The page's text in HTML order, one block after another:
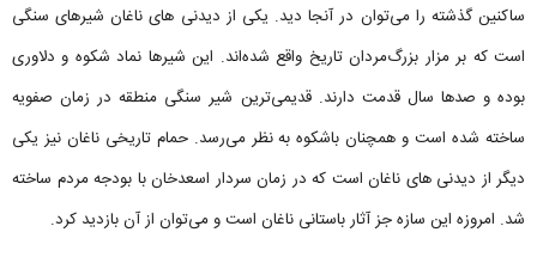
ساکنین گذشته را می‌توان در آنجا دید. یکی از دیدنی های ناغان شیرهای سنگی
است که بر مزار بزرگ‌مردان تاریخ واقع شده‌اند. این شیرها نماد شکوه و دلاوری
بوده و صدها سال قدمت دارند. قدیمی‌ترین شیر سنگی منطقه در زمان صفویه
ساخته شده است و همچنان باشکوه به نظر می‌رسد. حمام تاریخی ناغان نیز یکی
دیگر از دیدنی های ناغان است که در زمان سردار اسعدخان با بودجه مردم ساخته
شد. امروزه این سازه جز آثار باستانی ناغان است و می‌توان از آن بازدید کرد.